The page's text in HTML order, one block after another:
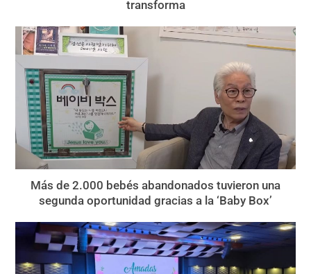
transforma
Más de 2.000 bebés abandonados tuvieron una
segunda oportunidad gracias a la ‘Baby Box’